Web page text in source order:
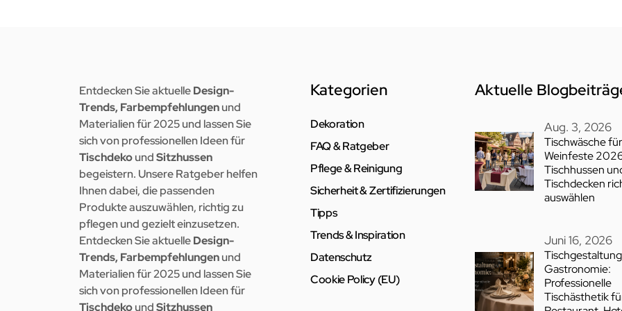
Entdecken Sie aktuelleDesign-
Trends, Farbempfehlungenund
Materialien für 2025 und lassen Sie
sich von professionellen Ideen für
TischdekoundSitzhussen
begeistern. Unsere Ratgeber helfen
Ihnen dabei, die passenden
Produkte auszuwählen, richtig zu
pflegen und gezielt einzusetzen.
Entdecken Sie aktuelleDesign-
Trends, Farbempfehlungenund
Materialien für 2025 und lassen Sie
sich von professionellen Ideen für
TischdekoundSitzhussen
Kategorien
Dekoration
FAQ & Ratgeber
Pflege & Reinigung
Sicherheit & Zertifizierungen
Tipps
Trends & Inspiration
Datenschutz
Cookie Policy (EU)
Aktuelle
Aug. 3, 2026
Tischwäsche für
Weinfeste
Tischhussen
Tischdecken
auswählen
Juni 16, 2026
Tischgestaltung
Gastronomie:
Professionelle
Tischästhetik